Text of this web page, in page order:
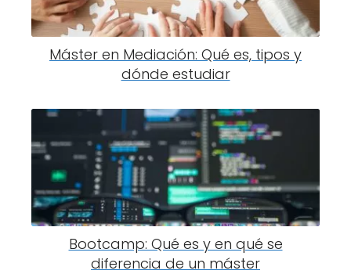
Máster en Mediación: Qué es, tipos y
dónde estudiar
Bootcamp: Qué es y en qué se
diferencia de un máster